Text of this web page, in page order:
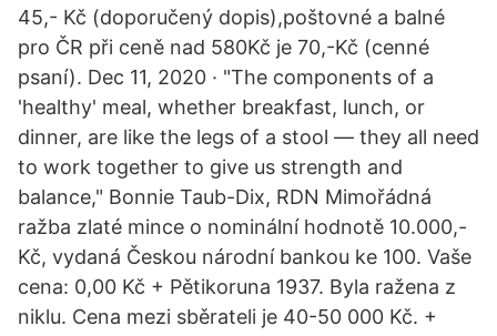
45,- Kč (doporučený dopis),poštovné a balné
pro ČR při ceně nad 580Kč je 70,-Kč (cenné
psaní). Dec 11, 2020 · "The components of a
'healthy' meal, whether breakfast, lunch, or
dinner, are like the legs of a stool — they all need
to work together to give us strength and
balance," Bonnie Taub-Dix, RDN Mimořádná
ražba zlaté mince o nominální hodnotě 10.000,-
Kč, vydaná Českou národní bankou ke 100. Vaše
cena: 0,00 Kč + Pětikoruna 1937. Byla ražena z
niklu. Cena mezi sběrateli je 40-50 000 Kč. +